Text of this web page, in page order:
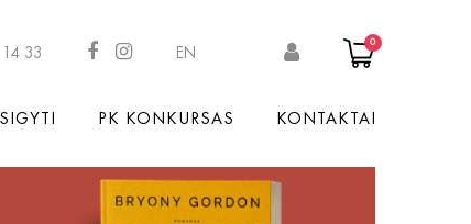
33 EN
0
PK KONKURSAS KONTAKTAI